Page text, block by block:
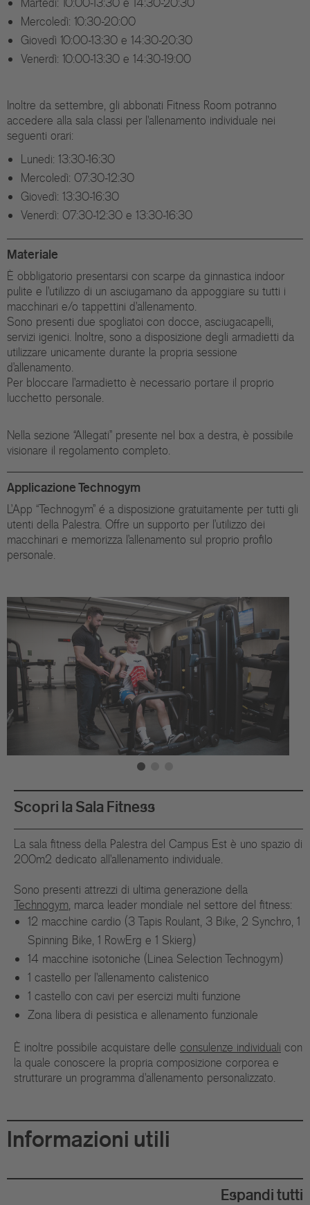
Mercoledì: 10:30-20:00
Giovedì 10:00-13:30 e 14:30-20:30
Venerdì: 10:00-13:30 e 14:30-19:00
Inoltre da settembre, gli abbonati Fitness Room potranno
accedere alla sala classi per l'allenamento individuale nei
seguenti orari:
Lunedi: 13:30-16:30
Mercoledì: 07:30-12:30
Giovedì: 13:30-16:30
Venerdì: 07:30-12:30 e 13:30-16:30
Materiale
È obbligatorio presentarsi con scarpe da ginnastica indoor
pulite e l'utilizzo di un asciugamano da appoggiare su tutti i
macchinari e/o tappettini d'allenamento.
Sono presenti due spogliatoi con docce, asciugacapelli,
servizi igenici. Inoltre, sono a disposizione degli armadietti da
utilizzare unicamente durante la propria sessione
d’allenamento.
Per bloccare l'armadietto è necessario portare il proprio
lucchetto personale.
Nella sezione “Allegati” presente nel box a destra, è possibile
visionare il regolamento completo.
Applicazione Technogym
L’App “Technogym” é a disposizione gratuitamente per tutti gli
utenti della Palestra. Offre un supporto per l’utilizzo dei
macchinari e memorizza l’allenamento sul proprio profilo
personale.
Scopri la Sala Fitness
La sala fitness della Palestra del Campus Est è uno spazio di
200m2 dedicato all'allenamento individuale.
Sono presenti attrezzi di ultima generazione della
Technogym, marca leader mondiale nel settore del fitness:
12 macchine cardio (3 Tapis Roulant, 3 Bike, 2 Synchro, 1
Spinning Bike, 1 RowErg e 1 Skierg)
14 macchine isotoniche (Linea Selection Technogym)
1 castello per l'allenamento calistenico
1 castello con cavi per esercizi multi funzione
Zona libera di pesistica e allenamento funzionale
È inoltre possibile acquistare delle consulenze individuali con
la quale conoscere la propria composizione corporea e
strutturare un programma d'allenamento personalizzato.
Informazioni utili
Espandi tutti